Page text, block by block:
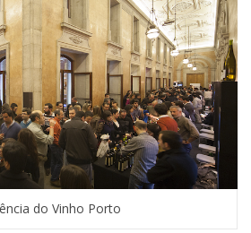
do Vinho Porto